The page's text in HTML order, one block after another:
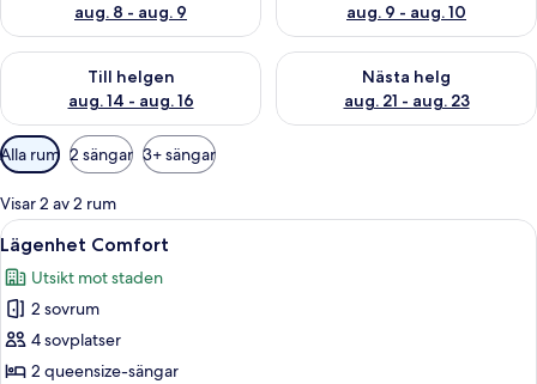
aug. 8 - aug. 9
aug. 9 - aug. 10
Till helgen
aug. 14 - aug. 16
Kontrollera tillgängligheten för den här helgen aug. 14 - aug.
Nästa helg
aug. 21 - aug. 23
Kontrollera tillgängligheten
Tillgängliga
filter
för
rum
Alla rum 2 sängar 3+ sängar
Visar 2 av 2 rum
Öppna
alla
foton
för
Lägenhet
Comfort
Ett sovrum med en säng, en stol och
6
Lägenhet Comfort
Utsikt mot staden
2 sovrum
4 sovplatser
2 queensize-sängar